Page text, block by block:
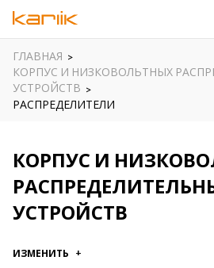
ГЛАВНАЯ
КОРПУС И НИЗКОВОЛЬТНЫХ
УСТРОЙСТВ
РАСПРЕДЕЛИТЕЛИ
КОРПУС И
УСТРОЙСТВ
ИЗМЕНИТЬ